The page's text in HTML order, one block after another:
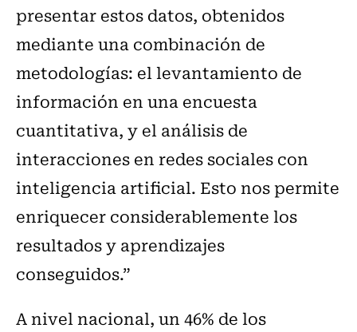
presentar estos datos, obtenidos
mediante una combinación de
metodologías: el levantamiento de
información en una encuesta
cuantitativa, y el análisis de
interacciones en redes sociales con
inteligencia artificial. Esto nos permite
enriquecer considerablemente los
resultados y aprendizajes
conseguidos.”
A nivel nacional, un 46% de los